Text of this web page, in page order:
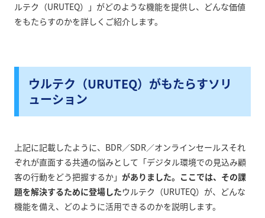
ルテク（URUTEQ）」がどのような機能を提供し、どんな価値
をもたらすのかを詳しくご紹介します。
ウルテク（URUTEQ）がもたらすソリ
ューション
上記に記載したように、BDR／SDR／オンラインセールスそれ
ぞれが直面する共通の悩みとして「デジタル環境での見込み顧
客の行動をどう把握するか」 がありました。ここでは、その課
題を解決するために登場したウルテク（URUTEQ）が、どんな
機能を備え、どのように活用できるのかを説明します。